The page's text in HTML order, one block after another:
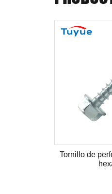
Tornillo de